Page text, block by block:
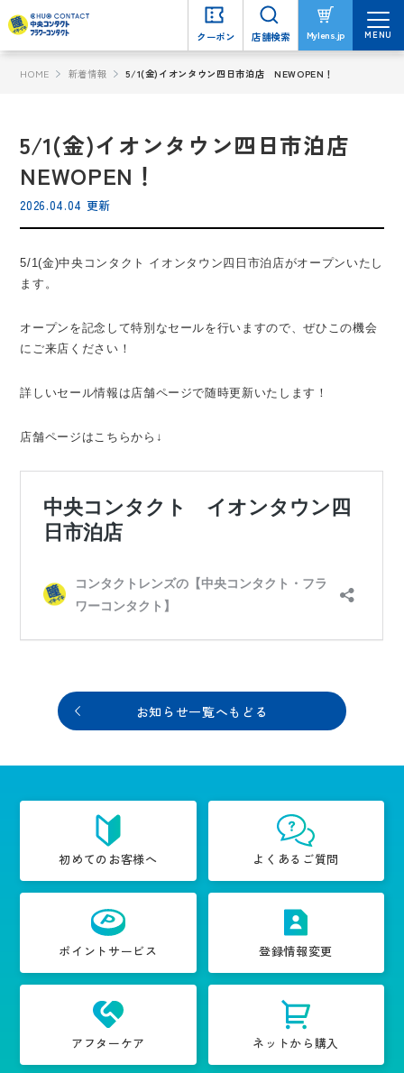
クーポン 店舗検索 Mylens.jp MENU
HOME 新着情報 5/1(金)イオンタウン四日市泊店 NEWOPEN！
5/1(金)イオンタウン四日市泊店
NEWOPEN！
2026.04.04 更新
5/1(金)中央コンタクト イオンタウン四日市泊店がオープンいたし
ます。
オープンを記念して特別なセールを行いますので、ぜひこの機会
にご来店ください！
詳しいセール情報は店舗ページで随時更新いたします！
店舗ページはこちらから↓
お知らせ一覧へもどる
初めてのお客様へ よくあるご質問
ポイントサービス 登録情報変更
アフターケア ネットから購入
クーポン 店舗検索 Mylens.jp MENU